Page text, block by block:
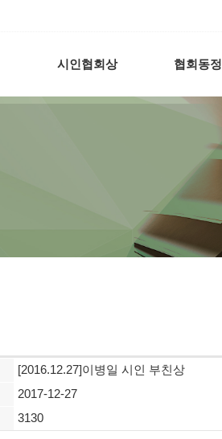
시인협회상 협회동정
[2016.12.27]이병일 시인 부친상
2017-12-27
3130